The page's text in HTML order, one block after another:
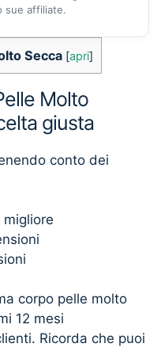
sue affiliate.
Secca [apri]
Molto
giusta
conto dei
corpo pelle molto
12 mesi
Ricorda che puoi